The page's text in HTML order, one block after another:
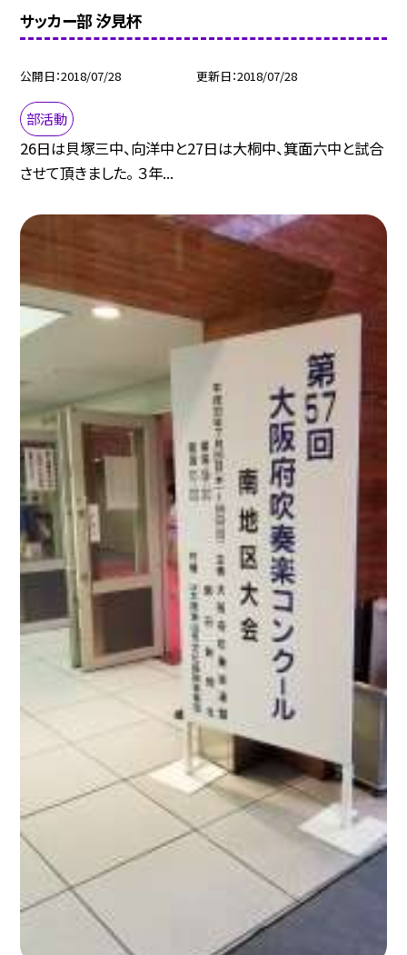
サッカー部 汐見杯
公開日 2018/07/28 更新日 2018/07/28
部活動
26日は貝塚三中、向洋中と27日は大桐中、箕面六中と試合
させて頂きました。 ３年...